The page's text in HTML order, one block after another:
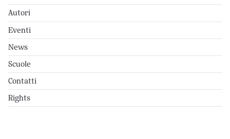
Autori
Eventi
News
Scuole
Contatti
Rights